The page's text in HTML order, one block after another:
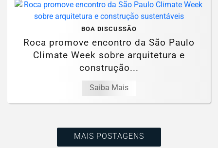
BOA DISCUSSÃO
Roca promove encontro da São Paulo
Climate Week sobre arquitetura e
construção...
Saiba Mais
MAIS POSTAGENS